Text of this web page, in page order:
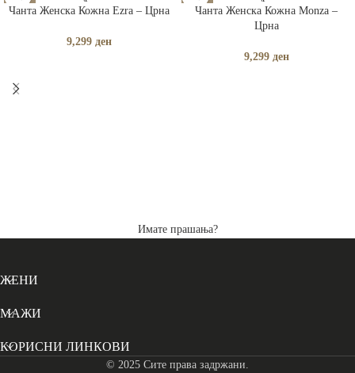
Чанта Женска Кожна Ezra – Црна
9,299 ден
Чанта Женска Кожна Monza –
Црна
9,299 ден
Имате прашања?
ЖЕНИ
МАЖИ
КОРИСНИ ЛИНКОВИ
© 2025 Сите права задржани.